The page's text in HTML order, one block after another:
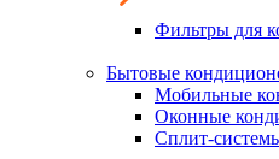
Фильтры для
Бытовые
Мобильные
Оконные
Сплит-